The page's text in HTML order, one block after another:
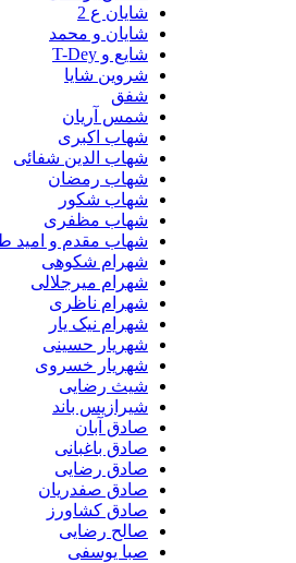
شایان ع 2
شایان و محمد
شایع و T-Dey
شروین شایا
شمس آریان
شهاب اکبری
شهاب الدین شفائی
شهاب رمضان
شهاب شکور
شهاب مظفری
شهاب مقدم و امید طیبی
شهرام شکوهی
شهرام میرجلالی
شهرام ناظری
شهرام نیک یار
شهریار حسینی
شهریار خسروی
شیث رضایی
شیرازیس باند
صادق آبان
صادق باغبانی
صادق رضایی
صادق صفدریان
صادق کشاورز
صالح رضایی
صبا یوسفی